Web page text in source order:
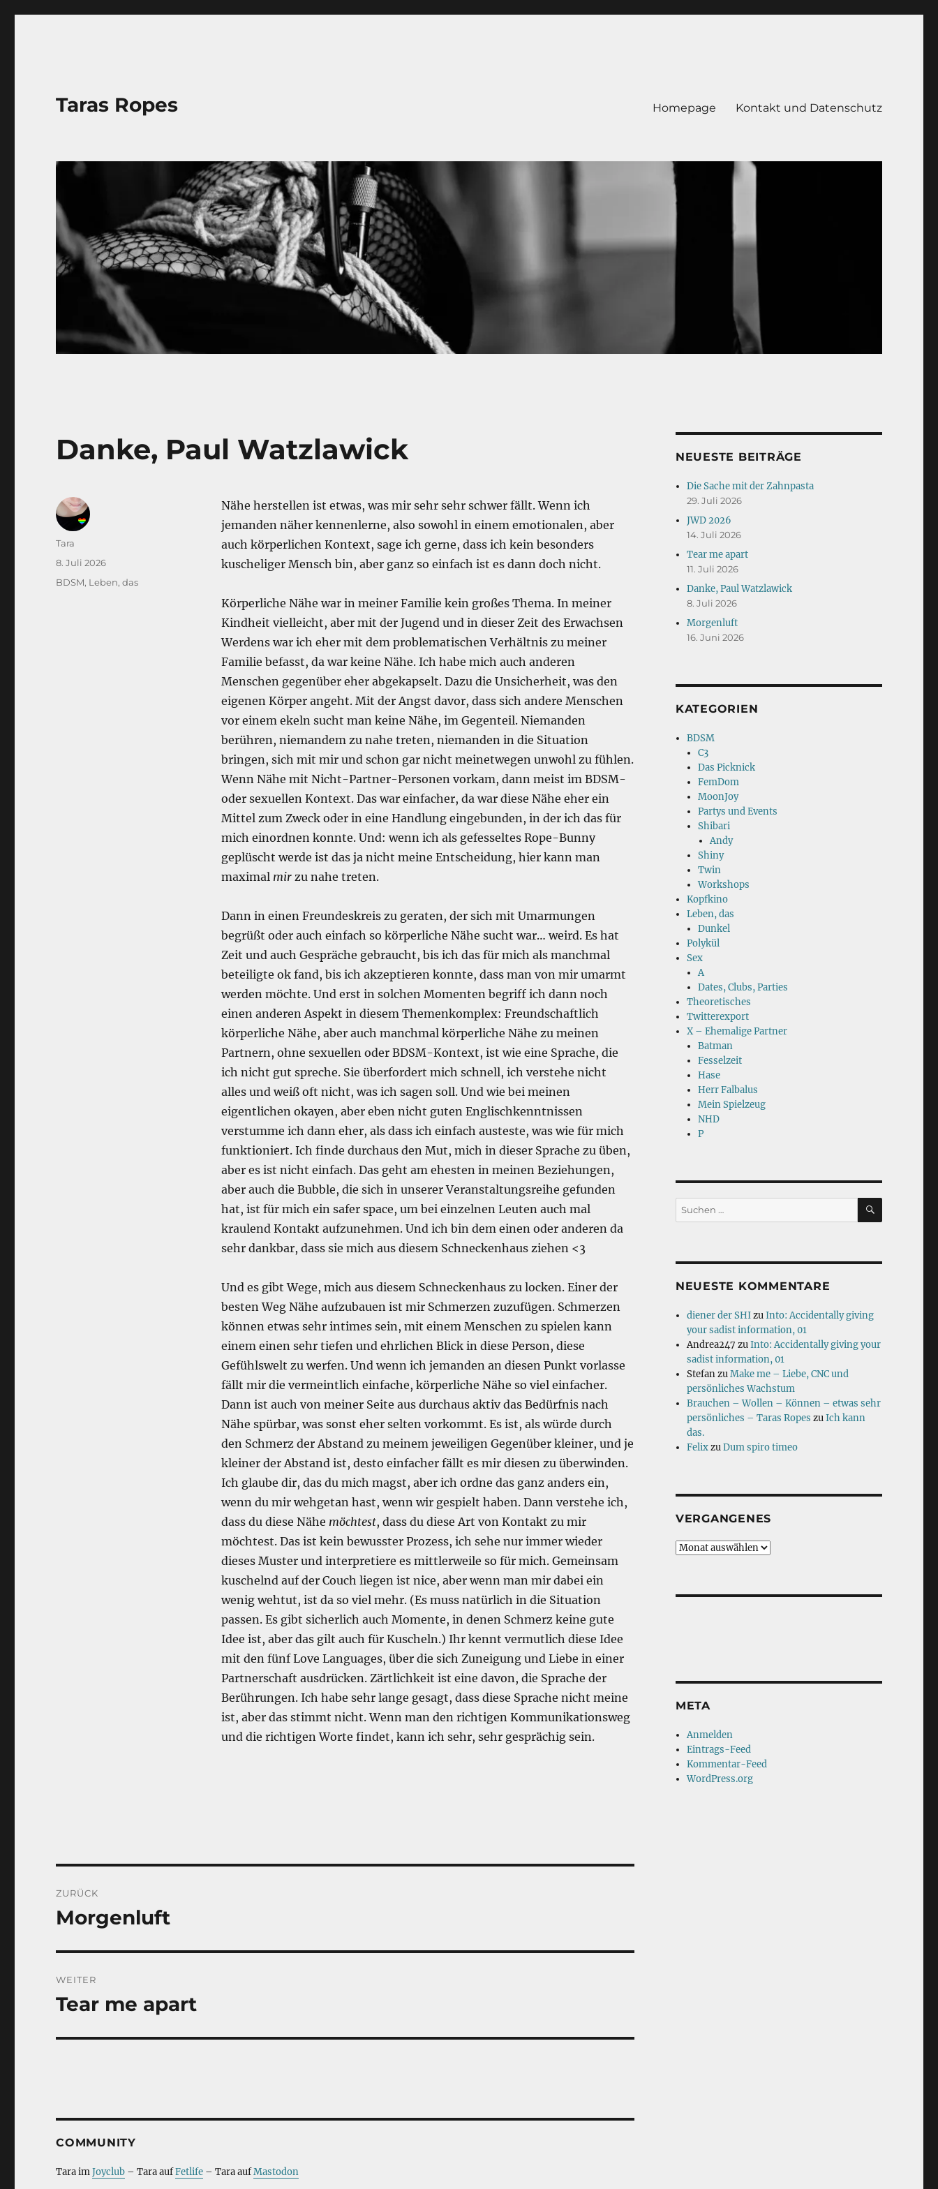
Taras Ropes Homepage Kontakt und Datenschutz
Danke, Paul Watzlawick
Nähe herstellen ist etwas, was mir sehr sehr schwer fällt. Wenn ich
jemanden näher kennenlerne, also sowohl in einem emotionalen, aber
auch körperlichen Kontext, sage ich gerne, dass ich kein besonders
kuscheliger Mensch bin, aber ganz so einfach ist es dann doch nicht.
Körperliche Nähe war in meiner Familie kein großes Thema. In meiner
Kindheit vielleicht, aber mit der Jugend und in dieser Zeit des Erwachsen
Werdens war ich eher mit dem problematischen Verhältnis zu meiner
Familie befasst, da war keine Nähe. Ich habe mich auch anderen
Menschen gegenüber eher abgekapselt. Dazu die Unsicherheit, was den
eigenen Körper angeht. Mit der Angst davor, dass sich andere Menschen
vor einem ekeln sucht man keine Nähe, im Gegenteil. Niemanden
berühren, niemandem zu nahe treten, niemanden in die Situation
bringen, sich mit mir und schon gar nicht meinetwegen unwohl zu fühlen.
Wenn Nähe mit Nicht-Partner-Personen vorkam, dann meist im BDSM-
oder sexuellen Kontext. Das war einfacher, da war diese Nähe eher ein
Mittel zum Zweck oder in eine Handlung eingebunden, in der ich das für
mich einordnen konnte. Und: wenn ich als gefesseltes Rope-Bunny
geplüscht werde ist das ja nicht meine Entscheidung, hier kann man
maximal mirzu nahe treten.
Dann in einen Freundeskreis zu geraten, der sich mit Umarmungen
begrüßt oder auch einfach so körperliche Nähe sucht war… weird. Es hat
Zeit und auch Gespräche gebraucht, bis ich das für mich als manchmal
beteiligte ok fand, bis ich akzeptieren konnte, dass man von mir umarmt
werden möchte. Und erst in solchen Momenten begriff ich dann noch
einen anderen Aspekt in diesem Themenkomplex: Freundschaftlich
körperliche Nähe, aber auch manchmal körperliche Nähe zu meinen
Partnern, ohne sexuellen oder BDSM-Kontext, ist wie eine Sprache, die
ich nicht gut spreche. Sie überfordert mich schnell, ich verstehe nicht
alles und weiß oft nicht, was ich sagen soll. Und wie bei meinen
eigentlichen okayen, aber eben nicht guten Englischkenntnissen
verstumme ich dann eher, als dass ich einfach austeste, was wie für mich
funktioniert. Ich finde durchaus den Mut, mich in dieser Sprache zu üben,
aber es ist nicht einfach. Das geht am ehesten in meinen Beziehungen,
aber auch die Bubble, die sich in unserer Veranstaltungsreihe gefunden
hat, ist für mich ein safer space, um bei einzelnen Leuten auch mal
kraulend Kontakt aufzunehmen. Und ich bin dem einen oder anderen da
sehr dankbar, dass sie mich aus diesem Schneckenhaus ziehen <3
Und es gibt Wege, mich aus diesem Schneckenhaus zu locken. Einer der
besten Weg Nähe aufzubauen ist mir Schmerzen zuzufügen. Schmerzen
können etwas sehr intimes sein, mit einem Menschen zu spielen kann
einem einen sehr tiefen und ehrlichen Blick in diese Person, diese
Gefühlswelt zu werfen. Und wenn ich jemanden an diesen Punkt vorlasse
fällt mir die vermeintlich einfache, körperliche Nähe so viel einfacher.
Dann ist auch von meiner Seite aus durchaus aktiv das Bedürfnis nach
Nähe spürbar, was sonst eher selten vorkommt. Es ist, als würde durch
den Schmerz der Abstand zu meinem jeweiligen Gegenüber kleiner, und je
kleiner der Abstand ist, desto einfacher fällt es mir diesen zu überwinden.
Ich glaube dir, das du mich magst, aber ich ordne das ganz anders ein,
wenn du mir wehgetan hast, wenn wir gespielt haben. Dann verstehe ich,
dass du diese Nähe möchtest, dass du diese Art von Kontakt zu mir
möchtest. Das ist kein bewusster Prozess, ich sehe nur immer wieder
dieses Muster und interpretiere es mittlerweile so für mich. Gemeinsam
kuschelnd auf der Couch liegen ist nice, aber wenn man mir dabei ein
wenig wehtut, ist da so viel mehr. (Es muss natürlich in die Situation
passen. Es gibt sicherlich auch Momente, in denen Schmerz keine gute
Idee ist, aber das gilt auch für Kuscheln.) Ihr kennt vermutlich diese Idee
mit den fünf Love Languages, über die sich Zuneigung und Liebe in einer
Partnerschaft ausdrücken. Zärtlichkeit ist eine davon, die Sprache der
Berührungen. Ich habe sehr lange gesagt, dass diese Sprache nicht meine
ist, aber das stimmt nicht. Wenn man den richtigen Kommunikationsweg
und die richtigen Worte findet, kann ich sehr, sehr gesprächig sein.
Autor
Tara
Veröffentlicht
8. Juli 2026
Kategorien
BDSM, Leben, das
ZURÜCK
Vorheriger
Morgenluft
WEITER
Nächster
Tear me apart
COMMUNITY
Tara imJoyclub – Tara aufFetlife – Tara aufMastodon
NEUESTE BEITRÄGE
Die Sache mit der Zahnpasta
29. Juli 2026
JWD 2026
14. Juli 2026
Tear me apart
11. Juli 2026
Danke, Paul Watzlawick
8. Juli 2026
Morgenluft
16. Juni 2026
KATEGORIEN
BDSM
C3
Das Picknick
FemDom
MoonJoy
Partys und Events
Shibari
Andy
Shiny
Twin
Workshops
Kopfkino
Leben, das
Dunkel
Polykül
Sex
A
Dates, Clubs, Parties
Theoretisches
Twitterexport
X – Ehemalige Partner
Batman
Fesselzeit
Hase
Herr Falbalus
Mein Spielzeug
NHD
P
Suchen
nach:
SUCHEN
NEUESTE KOMMENTARE
diener der SHIzuInto: Accidentally giving
your sadist information, 01
Andrea247 zuInto: Accidentally giving your
sadist information, 01
StefanzuMake me – Liebe, CNC und
persönliches Wachstum
Brauchen – Wollen – Können – etwas sehr
persönliches – Taras Ropes zuIch kann
das.
FelixzuDum spiro timeo
VERGANGENES
Vergangenes
META
Anmelden
Eintrags-Feed
Kommentar-Feed
WordPress.org